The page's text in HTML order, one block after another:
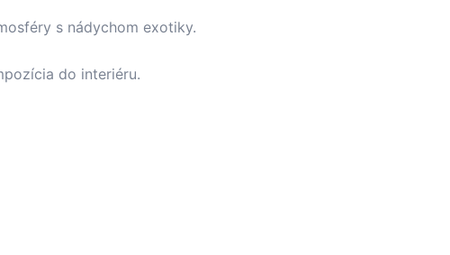
s nádychom exotiky.
do interiéru.